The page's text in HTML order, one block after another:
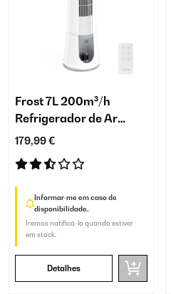
Frost 7L 200m³/h
Refrigerador de Ar
Branco
179,99 €
Informar-me em caso de
disponibilidade.
Iremos notificá-lo quando estiver
em stock.
Detalhes